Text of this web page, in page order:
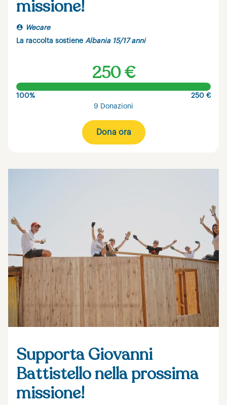
missione!
Wecare
La raccolta sostiene Albania 15/17 anni
250 €
100%
250 €
9 Donazioni
Dona ora
Supporta Giovanni
Battistello nella prossima
missione!